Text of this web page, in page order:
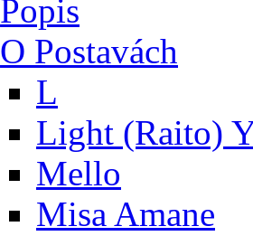
Popis
O Postavách
L
Light (Raito)
Mello
Misa Amane